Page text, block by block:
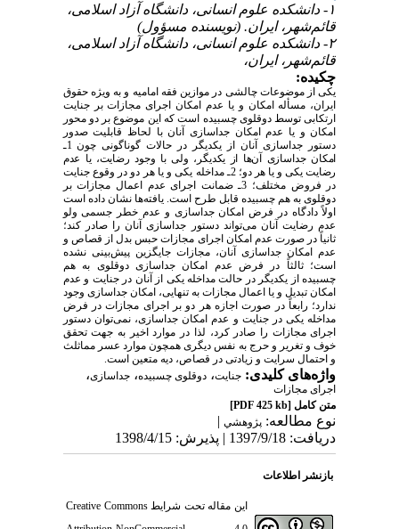
۱- دانشکده علوم انسانی، دانشگاه آزاد اسلامی،
قائم‌شهر، ایران. (نویسنده مسؤول)
۲- دانشکده علوم انسانی، دانشگاه آزاد اسلامی،
قائم‌شهر، ایران،
چکیده:
یکی از موضوعات چالشی در موازین فقه امامیه و به ویژه حقوق
ایران، مسأله امکان و یا عدم امکان اجرای مجازات بر جنایت
ارتکابی توسط دوقلوی چسبیده است که این موضوع بر دو محور
امکان و یا عدم امکان جداسازی آنان با لحاظ قابلیت صدور
دستور جداسازی آنان از یکدیگر در حالات گوناگونی
امکان جداسازی آن‌ها از یکدیگر، ولی با وجود رضایت، یا عدم
رضایت یکی و یا هر دو؛ 2ـ
مداخله یکی و یا هر دو در وقوع جنایت
در فروض مختلف؛ 3ـ ضمانت اجرای عدم اعمال مجازات بر
دوقلوی به هم چسبیده قابل طرح است. یافته‌ها نشان داده است
اولاً دادگاه در فرض امکان جداسازی و عدم خطر جسمی ولو
عدم رضایت آنان می‌تواند دستور جداسازی آنان را صادر کند؛
ثانیاً در صورت عدم امکان اجرای مجازات حبس بدل از قصاص و
عدم امکان جداسازی آنان، مجازات جایگزین پیش‌بینی نشده
است؛ ثالثاً در فرض عدم امکان جداسازی دوقلوی به هم
چسبیده از یکدیگر در حالت مداخله یکی از آنان در جنایت و عدم
امکان تبدیل و یا اعمال مجازات به تنهایی، امکان جداسازی وجود
ندارد؛ رابعاً در صورت اجازه هر دو بر اجرای مجازات در فرض
مداخله یکی در جنایت و عدم امکان جداسازی، نمی‌توان دستور
اجرای مجازات را صادر کرد، لذا در موارد اخیر به جهت تحقق
خوف و تغریر و حرج به نفس دیگری همچون موارد عسر مماثلث
و احتمال سرایت و زیادتی در قصاص، دیه متعین است.
واژه‌های کلیدی: جنایت، دوقلوی چسبیده، جداسازی،
اجرای مجازات
متن کامل [PDF 425 kb]
نوع مطالعه: پژوهشي|
دریافت: 1397/9/18 | پذیرش: 1398/4/15
بازنشر اطلاعات
این مقاله تحت شرایطCreative Commons